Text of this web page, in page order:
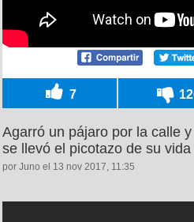
7
Agarró un pájaro por la calle
se llevó el picotazo de su vida
por Juno el 13 nov 2017, 11:35